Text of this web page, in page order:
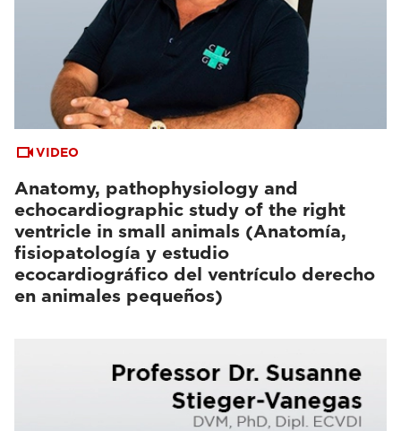
VIDEO
Anatomy, pathophysiology and
echocardiographic study of the right
ventricle in small animals (Anatomía,
fisiopatología y estudio
ecocardiográfico del ventrículo derecho
en animales pequeños)